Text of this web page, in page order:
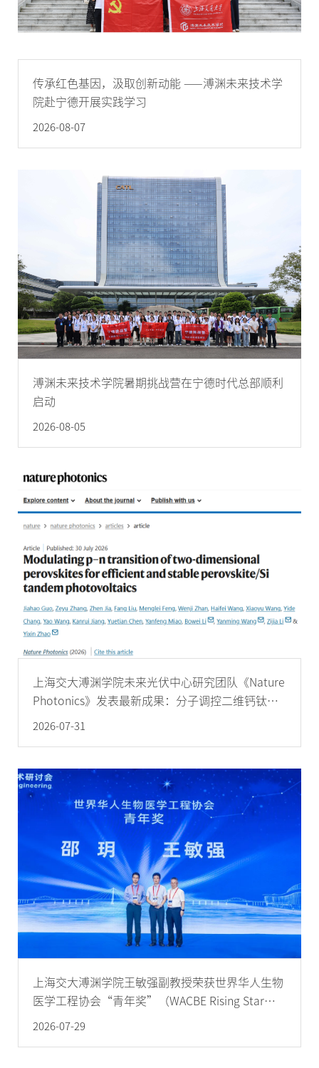
传承红色基因，汲取创新动能 ——溥渊未来技术学
院赴宁德开展实践学习
2026-08-07
溥渊未来技术学院暑期挑战营在宁德时代总部顺利
启动
2026-08-05
上海交大溥渊学院未来光伏中心研究团队《Nature
Photonics》发表最新成果：分子调控二维钙钛矿
p-n类型转变 实现高效稳定叠层太阳能电池
2026-07-31
上海交大溥渊学院王敏强副教授荣获世界华人生物
医学工程协会“青年奖”（WACBE Rising Star
2026-07-29